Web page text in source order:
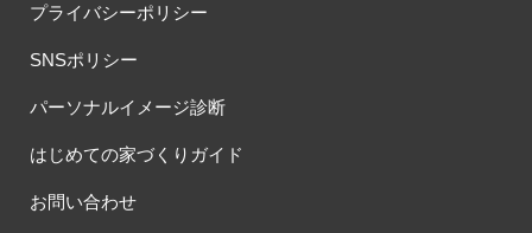
プライバシーポリシー
SNSポリシー
パーソナルイメージ診断
はじめての家づくりガイド
お問い合わせ